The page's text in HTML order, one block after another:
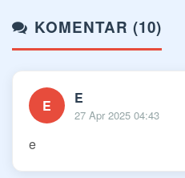
KOMENTAR (10)
E E
27 Apr 2025 04:43
e